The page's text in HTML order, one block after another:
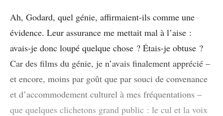
Ah, Godard, quel génie, affirmaient-ils comme une
évidence. Leur assurance me mettait mal à l’aise :
avais-je donc loupé quelque chose ? Étais-je obtuse ?
Car des films du génie, je n’avais finalement apprécié –
et encore, moins par goût que par souci de convenance
et d’accommodement culturel à mes fréquentations –
que quelques clichetons grand public : le cul et la voix